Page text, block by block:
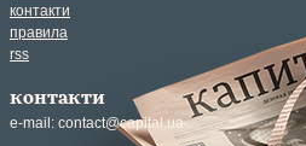
контакти
правила
rss
контакти
e-mail: contact@capital.ua